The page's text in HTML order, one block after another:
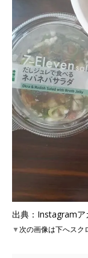
出典：Instagramア
▼次の画像は下へスク